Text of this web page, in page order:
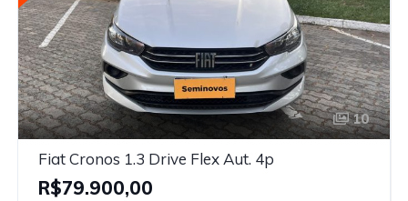
10
Fiat Cronos 1.3 Drive Flex Aut. 4p
R$79.900,00